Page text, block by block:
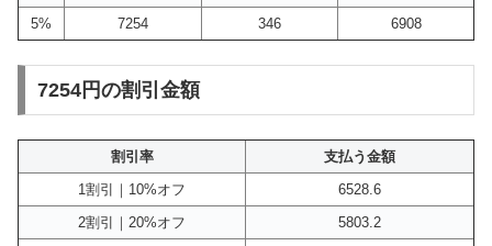
5%
7254 346 6908
7254円の割引金額
割引率
支払う金額
1割引｜10%オフ
6528.6
2割引｜20%オフ
5803.2